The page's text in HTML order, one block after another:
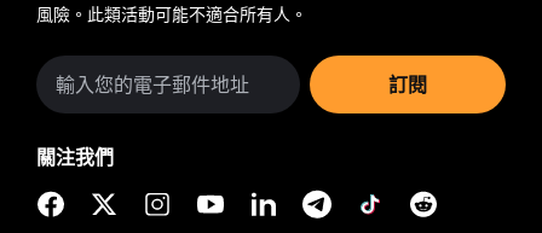
風險。此類活動可能不適合所有人。
訂閱
關注我們